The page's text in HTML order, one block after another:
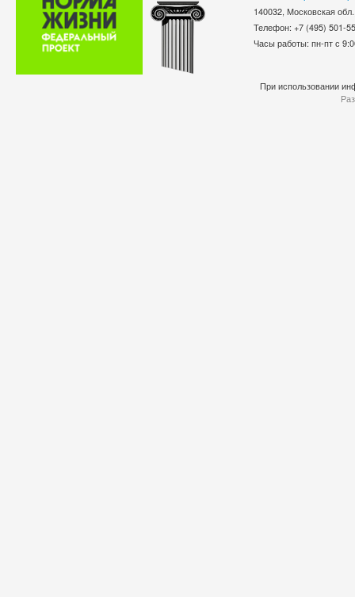
140032, Московская
Телефон: +7 (495)
Часы работы: пн-пт с
При использовании